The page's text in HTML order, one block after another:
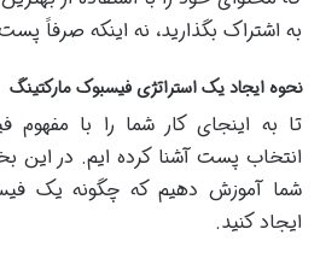
به اشتراک بگذارید، نه اینکه صرفاً
نحوه ایجاد یک استراتژی فیسبوک مارکتینگ
تا به اینجای کار شما را با مفهوم
انتخاب پست آشنا کرده ایم. در این
شما آموزش دهیم که چگونه یک
ایجاد کنید.